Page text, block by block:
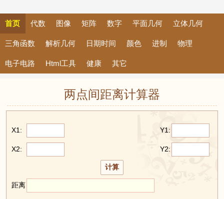
首页 代数 图像 矩阵 数字 平面几何 立体几何
三角函数 解析几何 日期时间 颜色 进制 物理
电子电路 Html工具 健康 其它
两点间距离计算器
X1: Y1:
X2: Y2:
距离